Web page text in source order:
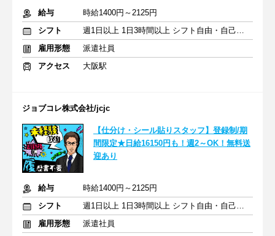
給与
時給1400円～2125円
シフト
週1日以上 1日3時間以上 シフト自由・自己申告
雇用形態
派遣社員
アクセス
大阪駅
ジョブコレ株式会社/jcjc
【仕分け・シール貼りスタッフ】登録制/期
間限定★日給16150円も！週2～OK！無料送
迎あり
給与
時給1400円～2125円
シフト
週1日以上 1日3時間以上 シフト自由・自己申告
雇用形態
派遣社員